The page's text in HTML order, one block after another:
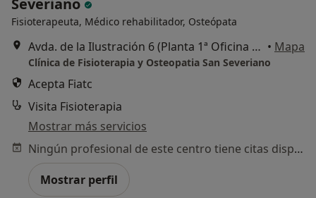
Severiano
Fisioterapeuta, Médico rehabilitador, Osteópata
Avda. de la Ilustración 6 (Planta 1ª Oficina 5), Cádiz • Mapa
Clínica de Fisioterapia y Osteopatia San Severiano
Acepta Fiatc
Visita Fisioterapia
Mostrar más servicios
Ningún profesional de este centro tiene citas disponibles
Mostrar perfil